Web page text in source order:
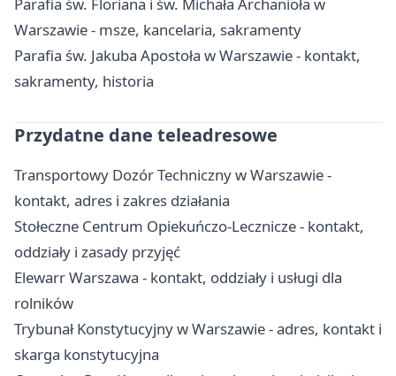
Parafia św. Floriana i św. Michała Archanioła w
Warszawie - msze, kancelaria, sakramenty
Parafia św. Jakuba Apostoła w Warszawie - kontakt,
sakramenty, historia
Przydatne dane teleadresowe
Transportowy Dozór Techniczny w Warszawie -
kontakt, adres i zakres działania
Stołeczne Centrum Opiekuńczo-Lecznicze - kontakt,
oddziały i zasady przyjęć
Elewarr Warszawa - kontakt, oddziały i usługi dla
rolników
Trybunał Konstytucyjny w Warszawie - adres, kontakt i
skarga konstytucyjna